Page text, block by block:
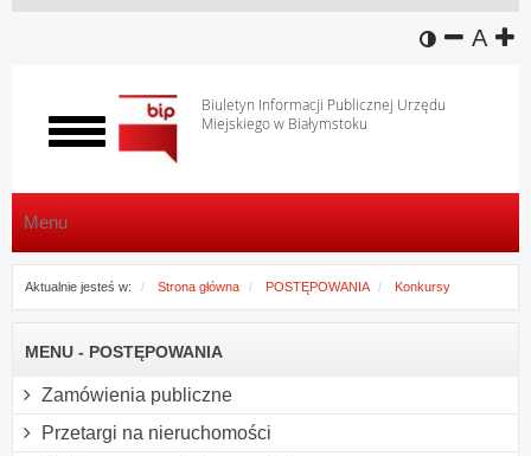
wersja
A
Biuletyn Informacji Publicznej Urzędu
Miejskiego w Białymstoku
Włącz
menu
Menu
Aktualnie jesteś w: Strona główna POSTĘPOWANIA Konkursy
MENU - POSTĘPOWANIA
Zamówienia publiczne
Przetargi na nieruchomości